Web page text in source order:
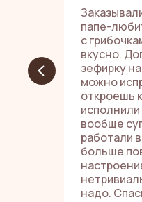
папе-
с
вкусно.
зефирку
можно
откроешь
вообще
работали
больше
надо.